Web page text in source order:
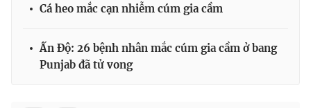
Cá heo mắc cạn nhiễm cúm gia cầm
Ấn Độ: 26 bệnh nhân mắc cúm gia cầm ở bang
Punjab đã tử vong